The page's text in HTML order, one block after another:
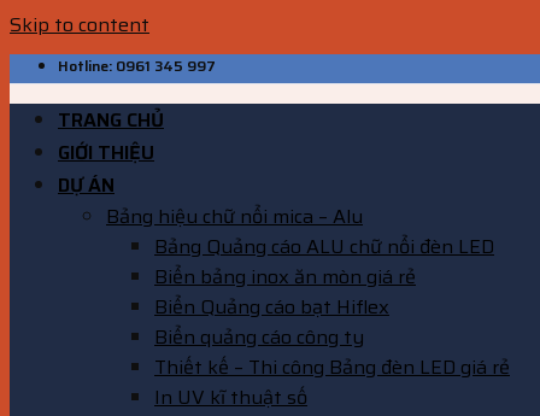
Skip to content
Hotline: 0961 345 997
TRANG CHỦ
GIỚI THIỆU
DỰ ÁN
Bảng hiệu chữ nổi mica – Alu
Bảng Quảng cáo ALU chữ nổi đèn LED
Biển bảng inox ăn mòn giá rẻ
Biển Quảng cáo bạt Hiflex
Biển quảng cáo công ty
Thiết kế – Thi công Bảng đèn LED giá rẻ
In UV kĩ thuật số